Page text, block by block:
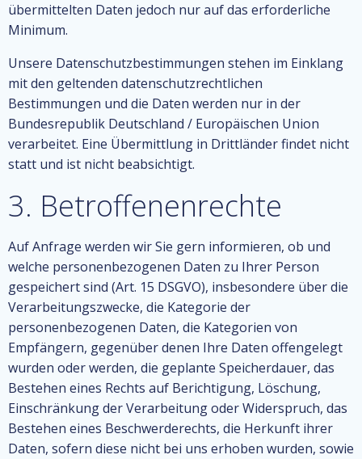
übermittelten Daten jedoch nur auf das erforderliche
Minimum.
Unsere Datenschutzbestimmungen stehen im Einklang
mit den geltenden datenschutzrechtlichen
Bestimmungen und die Daten werden nur in der
Bundesrepublik Deutschland / Europäischen Union
verarbeitet. Eine Übermittlung in Drittländer findet nicht
statt und ist nicht beabsichtigt.
3. Betroffenenrechte
Auf Anfrage werden wir Sie gern informieren, ob und
welche personenbezogenen Daten zu Ihrer Person
gespeichert sind (Art. 15 DSGVO), insbesondere über die
Verarbeitungszwecke, die Kategorie der
personenbezogenen Daten, die Kategorien von
Empfängern, gegenüber denen Ihre Daten offengelegt
wurden oder werden, die geplante Speicherdauer, das
Bestehen eines Rechts auf Berichtigung, Löschung,
Einschränkung der Verarbeitung oder Widerspruch, das
Bestehen eines Beschwerderechts, die Herkunft ihrer
Daten, sofern diese nicht bei uns erhoben wurden, sowie